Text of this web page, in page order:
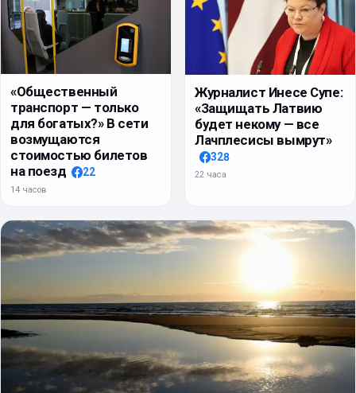
«Общественный
транспорт — только
для богатых?» В сети
возмущаются
стоимостью билетов
на поезд
22
14 часов
Журналист Инесе Супе:
«Защищать Латвию
будет некому — все
Лачплесисы вымрут»
328
22 часа